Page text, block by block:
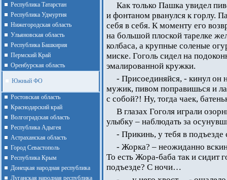
Республика Татарстан
Республика Удмуртия
Нижегородская область
Ульяновская область
Республика Башкирия
Пермский Край
Оренбурская область
Южный ФО
Ростовская область
Краснодарский край
Волгоградская область
Республика Адыгея
Астраханская область
Город Севастополь
Республика Крым
Донецкая народная республика
Луганская народная республика
Как только Пашка увидел
и фонтаном рванулся к горлу.
себя в себя. К моменту его
на большой плоской тарелке
колбаса, а крупные соленые
миске. Гоголь сидел на
эмалированной кружки.
- Присоединяйся, - кинул он
мужик, пивом поправишься и
с собой?! Ну, тогда чаек,
В глазах Гоголя играли
улыбку – наблюдать за
- Прикинь, у тебя в подъезде
- Жорка? – неожиданно
То есть Жора-баба так и сидит
подъезде? С ночи…